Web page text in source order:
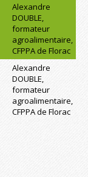
Alexandre
DOUBLE,
formateur
agroalimentaire,
CFPPA de Florac
Alexandre
DOUBLE,
formateur
agroalimentaire,
CFPPA de Florac